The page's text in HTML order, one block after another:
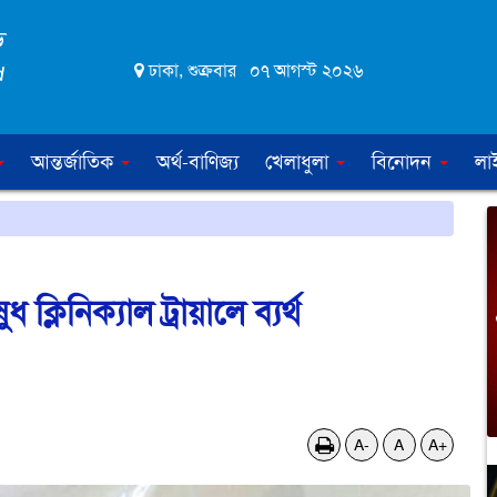
ঢাকা, শুক্রবার ০৭ আগস্ট ২০২৬
আন্তর্জাতিক অর্থ-বাণিজ্য খেলাধুলা বিনোদন
ট্রায়ালে ব্যর্থ
A- A A+